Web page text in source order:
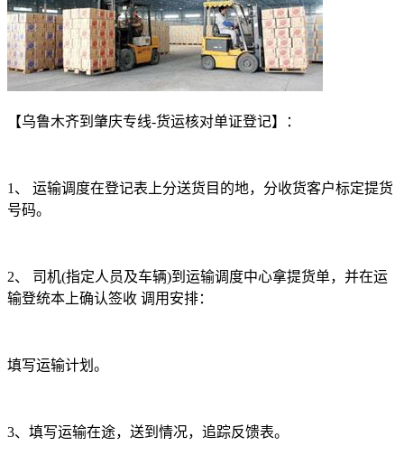
【乌鲁木齐到肇庆专线-货运核对单证登记】：
1 、 运输调度在登记表上分送货目的地，分收货客户标定提货
号码。
2、 司机(指定人员及车辆)到运输调度中心拿提货单，并在运
输登统本上确认签收 调用安排：
填写运输计划。
3、填写运输在途，送到情况，追踪反馈表。